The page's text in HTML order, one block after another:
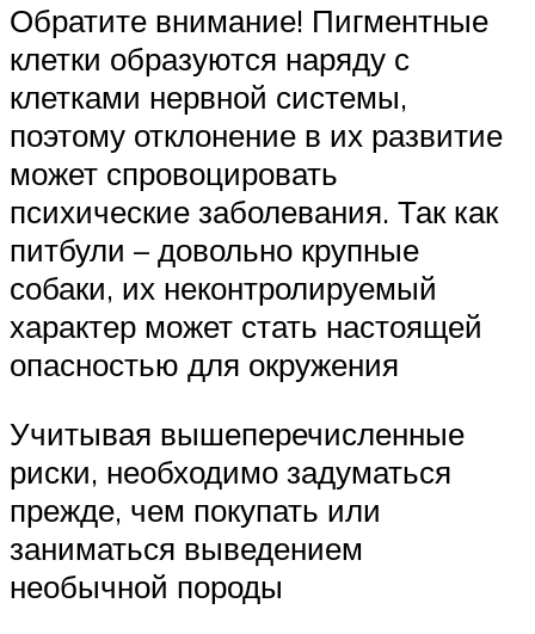
Обратите внимание! Пигментные
клетки образуются наряду с
клетками нервной системы,
поэтому отклонение в их развитие
может спровоцировать
психические заболевания. Так как
питбули – довольно крупные
собаки, их неконтролируемый
характер может стать настоящей
опасностью для окружения
Учитывая вышеперечисленные
риски, необходимо задуматься
прежде, чем покупать или
заниматься выведением
необычной породы